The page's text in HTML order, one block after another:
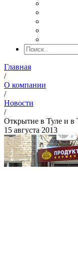
Главная
/
О компании
/
Новости
/
Открытие в Туле и в
15 августа 2013